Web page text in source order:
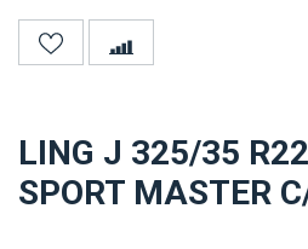
LING J 325/35
SPORT MASTER